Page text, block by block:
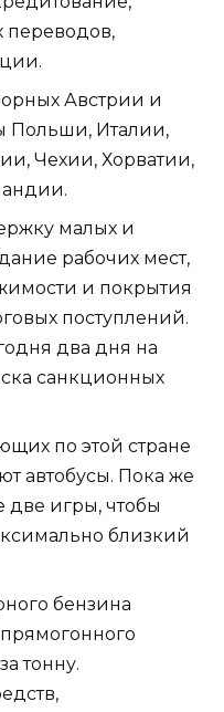
переводов,
Австрии и
Польши, Италии,
Чехии, Хорватии,
малых и
рабочих мест,
и покрытия
поступлений.
два дня на
санкционных
по этой стране
автобусы. Пока же
две игры, чтобы
близкий
бензина
тонну.